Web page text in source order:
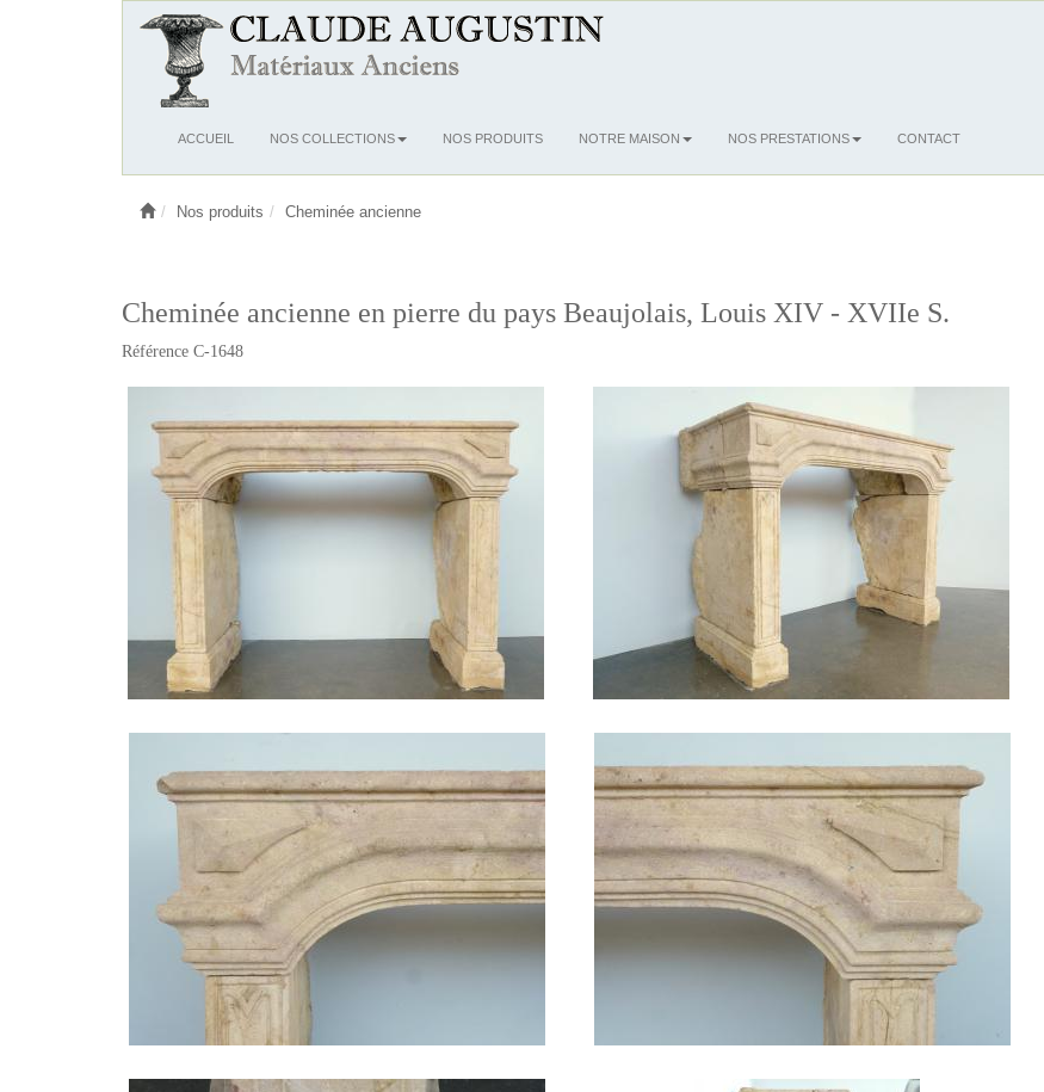
OuvrirACCUEIL NOS COLLECTIONS NOS PRODUITS NOTRE MAISON NOS PRESTATIONS CONTACT
Nos produits Cheminée ancienne
Cheminée ancienne en pierre du pays Beaujolais, Louis XIV - XVIIe S.
Référence C-1648